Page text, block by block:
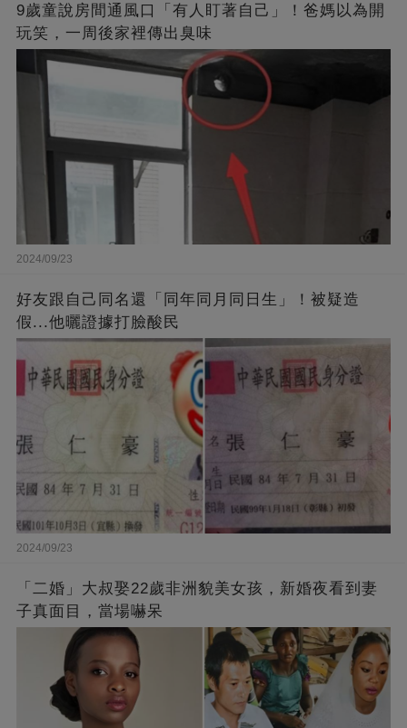
9歲童說房間通風口「有人盯著自己」！爸媽以為開
玩笑，一周後家裡傳出臭味
2024/09/23
好友跟自己同名還「同年同月同日生」！被疑造
假...他曬證據打臉酸民
2024/09/23
「二婚」大叔娶22歲非洲貌美女孩，新婚夜看到妻
子真面目，當場嚇呆